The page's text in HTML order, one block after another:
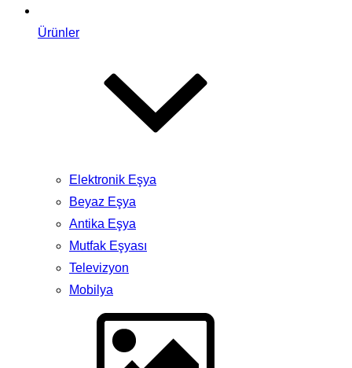
Ürünler
Elektronik Eşya
Beyaz Eşya
Antika Eşya
Mutfak Eşyası
Televizyon
Mobilya